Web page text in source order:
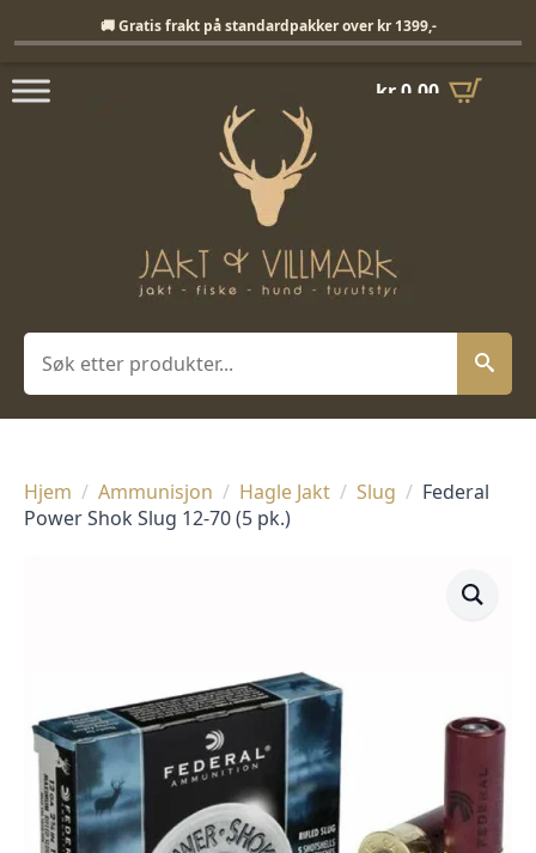
kr0,00
Søk
Hjem Ammunisjon Hagle Jakt Slug
Federal
Power Shok Slug 12-70 (5 pk.)
🚚 Gratis frakt på standardpakker over kr 1399,-